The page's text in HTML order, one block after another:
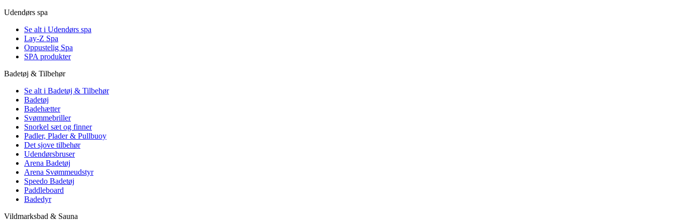
Udendørs spa
Se alt i Udendørs spa
Lay-Z Spa
Oppustelig Spa
SPA produkter
Badetøj & Tilbehør
Se alt i Badetøj & Tilbehør
Badetøj
Badehætter
Svømmebriller
Snorkel sæt og finner
Padler, Plader & Pullbuoy
Det sjove tilbehør
Udendørsbruser
Arena Badetøj
Arena Svømmeudstyr
Speedo Badetøj
Paddleboard
Badedyr
Vildmarksbad & Sauna